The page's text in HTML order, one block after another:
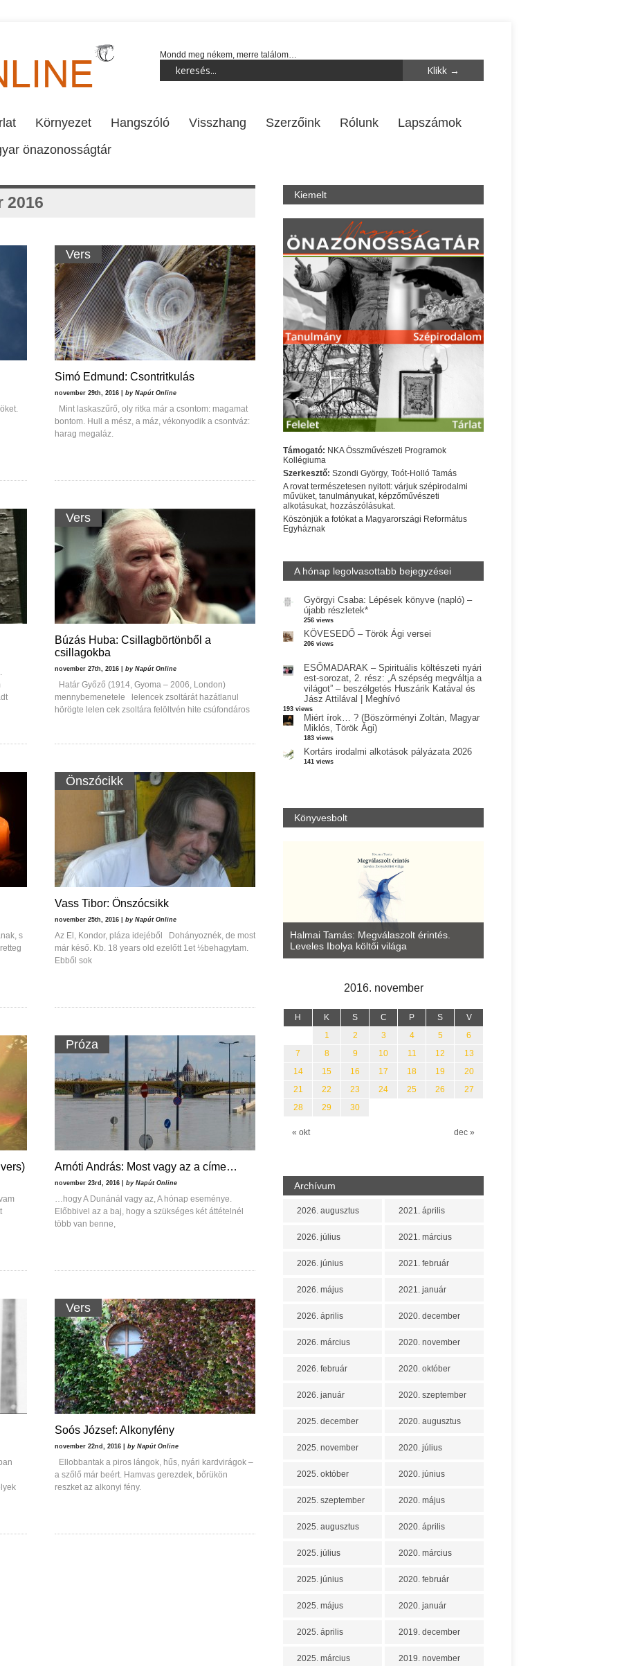
Mondd meg nékem, merre találom…
Környezet Hangszóló Visszhang Szerzőink Rólunk
Lapszámok
önazonosságtár
2016
Vers
Simó Edmund: Csontritkulás
november 29th, 2016 | by Napút Online
Mint laskaszűrő, oly ritka már a csontom: magamat
bontom. Hull a mész, a máz, vékonyodik a csontváz:
harag megaláz.
Vers
Búzás Huba: Csillagbörtönből a
csillagokba
november 27th, 2016 | by Napút Online
Határ Győző (1914, Gyoma – 2006, London)
mennybemenetele lelencek zsoltárát hazátlanul
hörögte lelen cek zsoltára felöltvén hite csúfondáros
s
Önszócikk
Vass Tibor: Önszócsikk
november 25th, 2016 | by Napút Online
Az El, Kondor, pláza idejéből Dohányoznék, de most
már késő. Kb. 18 years old ezelőtt 1et ½behagytam.
Ebből sok
Próza
Arnóti András: Most vagy az a címe…
november 23rd, 2016 | by Napút Online
…hogy A Dunánál vagy az, A hónap eseménye.
Előbbivel az a baj, hogy a szükséges két áttételnél
több van benne,
Vers
Soós József: Alkonyfény
november 22nd, 2016 | by Napút Online
Ellobbantak a piros lángok, hűs, nyári kardvirágok –
a szőlő már beért. Hamvas gerezdek, bőrükön
reszket az alkonyi fény.
Kiemelt
Támogató: NKA Összművészeti Programok
Kollégiuma
Szerkesztő: Szondi György, Toót-Holló Tamás
A rovat természetesen nyitott: várjuk szépirodalmi
művüket, tanulmányukat, képzőművészeti
alkotásukat, hozzászólásukat.
Köszönjük a fotókat a Magyarországi Református
Egyháznak
A hónap legolvasottabb bejegyzései
Györgyi Csaba: Lépések könyve (napló) –
újabb részletek*
256 views
KÖVESEDŐ – Török Ági versei
206 views
ESŐMADARAK – Spirituális költészeti nyári
est-sorozat, 2. rész: „A szépség megváltja a
világot” – beszélgetés Huszárik Katával és
Jász Attilával | Meghívó
193 views
Miért írok… ? (Böszörményi Zoltán, Magyar
Miklós, Török Ági)
183 views
Kortárs irodalmi alkotások pályázata 2026
141 views
Könyvesbolt
Parvathy Baul: A NAGY LELKEK DALAI.
Bevezetés a bául ösvénybe (Fordította:
Rideg Zsófia)
Halmai Tamás: Megválaszolt érintés.
Leveles Ibolya költői világa
2016. november
H K S C P S V
« okt dec »
1 2 3 4 5
6
7
8 9 10 11 12
13
14
15 16 17 18 19
20
21
22 23 24 25 26
27
28
29 30
Archívum
2026. augusztus
2026. július
2026. június
2026. május
2026. április
2026. március
2026. február
2026. január
2025. december
2025. november
2025. október
2025. szeptember
2025. augusztus
2025. július
2025. június
2025. május
2025. április
2025. március
2021. április
2021. március
2021. február
2021. január
2020. december
2020. november
2020. október
2020. szeptember
2020. augusztus
2020. július
2020. június
2020. május
2020. április
2020. március
2020. február
2020. január
2019. december
2019. november